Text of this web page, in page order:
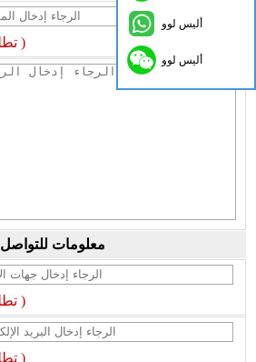
(* تطلب )
معلومات للتواصل
(* تطلب )
(* تطلب )
أليس لوو
أليس لوو